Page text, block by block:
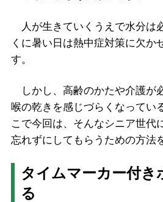
人が生きていくうえで水分は
くに暑い日は熱中症対策に欠か
す。
しかし、高齢のかたや介護が
喉の乾きを感じづらくなってい
こで今回は、そんなシニア世代
忘れずにしてもらうための方法
タイムマーカー付き
る